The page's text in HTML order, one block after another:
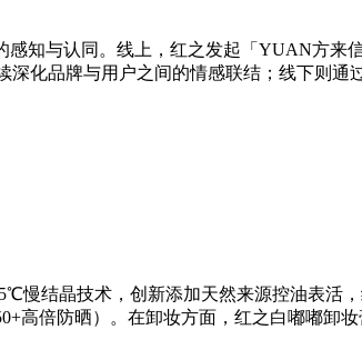
知与认同。线上，红之发起「YUAN方来
化品牌与用户之间的情感联结；线下则通
慢结晶技术，创新添加天然来源控油表活，
高倍防晒）。在卸妆方面，红之白嘟嘟卸